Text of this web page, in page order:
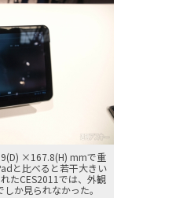
×167.8(H) mmで重
と比べると若干大きい
たCES2011では、外観
か見られなかった。